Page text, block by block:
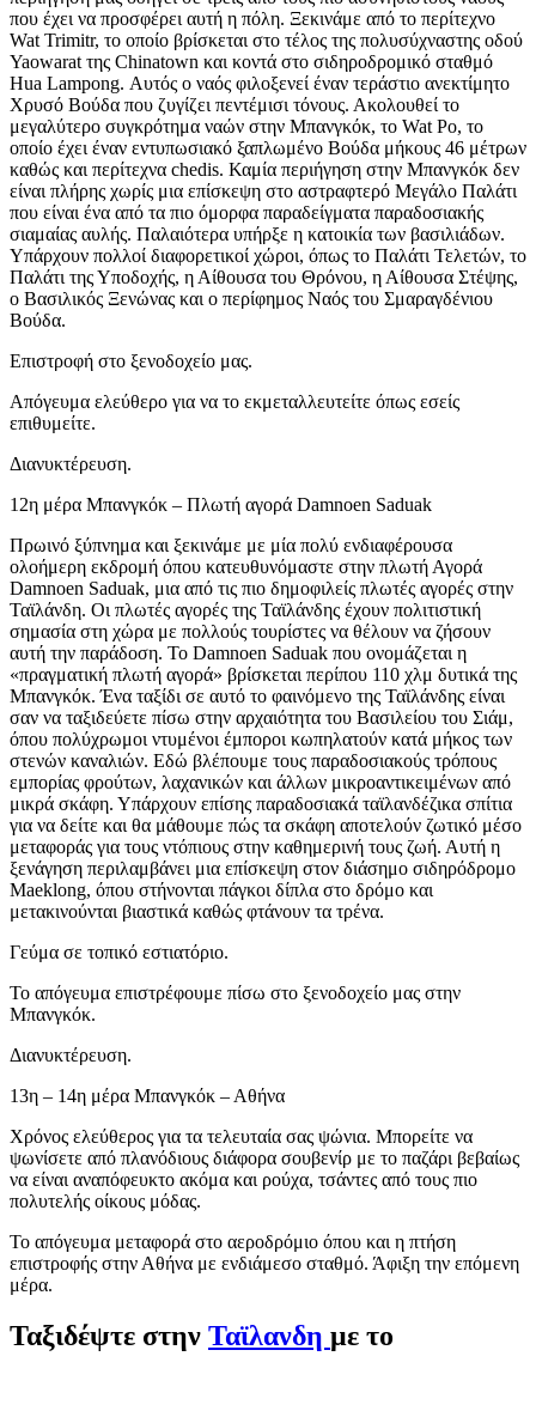
που έχει να προσφέρει αυτή η πόλη. Ξεκινάμε από το περίτεχνο
Wat Trimitr, το οποίο βρίσκεται στο τέλος της πολυσύχναστης οδού
Yaowarat της Chinatown και κοντά στο σιδηροδρομικό σταθμό
Hua Lampong. Αυτός ο ναός φιλοξενεί έναν τεράστιο ανεκτίμητο
Χρυσό Βούδα που ζυγίζει πεντέμισι τόνους. Ακολουθεί το
μεγαλύτερο συγκρότημα ναών στην Μπανγκόκ, το Wat Po, το
οποίο έχει έναν εντυπωσιακό ξαπλωμένο Βούδα μήκους 46 μέτρων
καθώς και περίτεχνα chedis. Καμία περιήγηση στην Μπανγκόκ δεν
είναι πλήρης χωρίς μια επίσκεψη στο αστραφτερό Μεγάλο Παλάτι
που είναι ένα από τα πιο όμορφα παραδείγματα παραδοσιακής
σιαμαίας αυλής. Παλαιότερα υπήρξε η κατοικία των βασιλιάδων.
Υπάρχουν πολλοί διαφορετικοί χώροι, όπως το Παλάτι Τελετών, το
Παλάτι της Υποδοχής, η Αίθουσα του Θρόνου, η Αίθουσα Στέψης,
ο Βασιλικός Ξενώνας και ο περίφημος Ναός του Σμαραγδένιου
Βούδα.
Επιστροφή στο ξενοδοχείο μας.
Απόγευμα ελεύθερο για να το εκμεταλλευτείτε όπως εσείς
επιθυμείτε.
Διανυκτέρευση.
12η μέρα Μπανγκόκ – Πλωτή αγορά Damnoen Saduak
Πρωινό ξύπνημα και ξεκινάμε με μία πολύ ενδιαφέρουσα
ολοήμερη εκδρομή όπου κατευθυνόμαστε στην πλωτή Αγορά
Damnoen Saduak, μια από τις πιο δημοφιλείς πλωτές αγορές στην
Ταϊλάνδη. Οι πλωτές αγορές της Ταϊλάνδης έχουν πολιτιστική
σημασία στη χώρα με πολλούς τουρίστες να θέλουν να ζήσουν
αυτή την παράδοση. Το Damnoen Saduak που ονομάζεται η
«πραγματική πλωτή αγορά» βρίσκεται περίπου 110 χλμ δυτικά της
Μπανγκόκ. Ένα ταξίδι σε αυτό το φαινόμενο της Ταϊλάνδης είναι
σαν να ταξιδεύετε πίσω στην αρχαιότητα του Βασιλείου του Σιάμ,
όπου πολύχρωμοι ντυμένοι έμποροι κωπηλατούν κατά μήκος των
στενών καναλιών. Εδώ βλέπουμε τους παραδοσιακούς τρόπους
εμπορίας φρούτων, λαχανικών και άλλων μικροαντικειμένων από
μικρά σκάφη. Υπάρχουν επίσης παραδοσιακά ταϊλανδέζικα σπίτια
για να δείτε και θα μάθουμε πώς τα σκάφη αποτελούν ζωτικό μέσο
μεταφοράς για τους ντόπιους στην καθημερινή τους ζωή. Αυτή η
ξενάγηση περιλαμβάνει μια επίσκεψη στον διάσημο σιδηρόδρομο
Maeklong, όπου στήνονται πάγκοι δίπλα στο δρόμο και
μετακινούνται βιαστικά καθώς φτάνουν τα τρένα.
Γεύμα σε τοπικό εστιατόριο.
Το απόγευμα επιστρέφουμε πίσω στο ξενοδοχείο μας στην
Μπανγκόκ.
Διανυκτέρευση.
13η – 14η μέρα Μπανγκόκ – Αθήνα
Χρόνος ελεύθερος για τα τελευταία σας ψώνια. Μπορείτε να
ψωνίσετε από πλανόδιους διάφορα σουβενίρ με το παζάρι βεβαίως
να είναι αναπόφευκτο ακόμα και ρούχα, τσάντες από τους πιο
πολυτελής οίκους μόδας.
Το απόγευμα μεταφορά στο αεροδρόμιο όπου και η πτήση
επιστροφής στην Αθήνα με ενδιάμεσο σταθμό. Άφιξη την επόμενη
μέρα.
Ταξιδέψτε στην Ταϊλανδη με το